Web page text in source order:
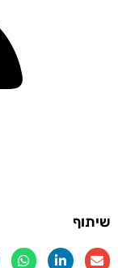
שיתוף